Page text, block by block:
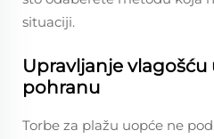
situaciji.
Upravljanje
pohranu
Torbe za plažu uopće ne